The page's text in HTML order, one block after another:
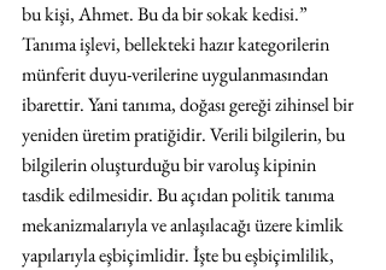
bu kişi, Ahmet. Bu da bir sokak kedisi.”
Tanıma işlevi, bellekteki hazır kategorilerin
münferit duyu-verilerine uygulanmasından
ibarettir. Yani tanıma, doğası gereği zihinsel bir
yeniden üretim pratiğidir. Verili bilgilerin, bu
bilgilerin oluşturduğu bir varoluş kipinin
tasdik edilmesidir. Bu açıdan politik tanıma
mekanizmalarıyla ve anlaşılacağı üzere kimlik
yapılarıyla eşbiçimlidir. İşte bu eşbiçimlilik,